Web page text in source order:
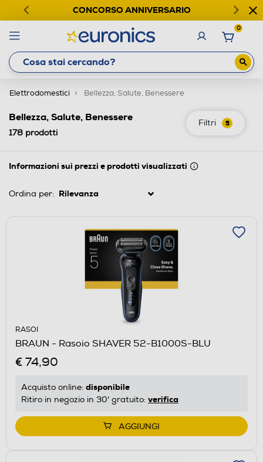
CONCORSO ANNIVERSARIO
0
Elettrodomestici Bellezza, Salute, Benessere
Filtri 5
Bellezza, Salute, Benessere
178 prodotti
Informazioni sui prezzi e prodotti visualizzati
Ordina per:
RASOI
BRAUN - Rasoio SHAVER 52-B1000S-BLU
€ 74,90
Acquisto online: disponibile
Ritiro in negozio in 30' gratuito: verifica
AGGIUNGI